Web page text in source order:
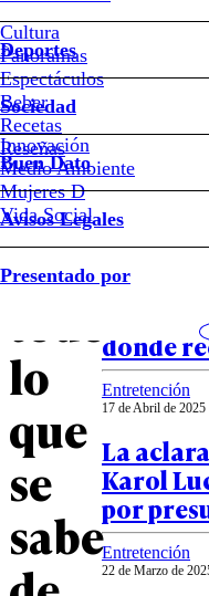
Cultura
Panoramas
Espectáculos
Beber
Recetas
Reseñas
Deportes
Sociedad
Innovación
Medio Ambiente
Mujeres D
Vida Social
Buen Dato
Avisos Legales
Presentado por
quiebre
y
polémica
lo
que
se
sabe
Notas
18 de Agosto de 2025
VIDEO
donde
Entretención
17 de Abril de 2025
La
Karol
por
Entretención
22 de Marzo de